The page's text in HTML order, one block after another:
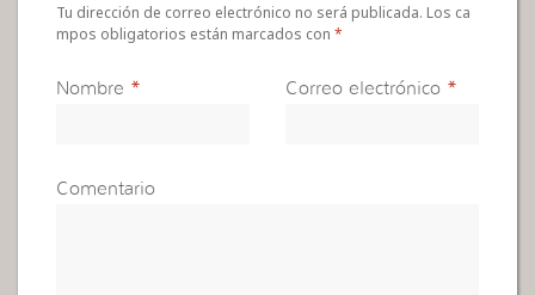
Tu dirección de correo electrónico no será publicada. Los ca
mpos obligatorios están marcados con*
Nombre * Correo electrónico *
Comentario